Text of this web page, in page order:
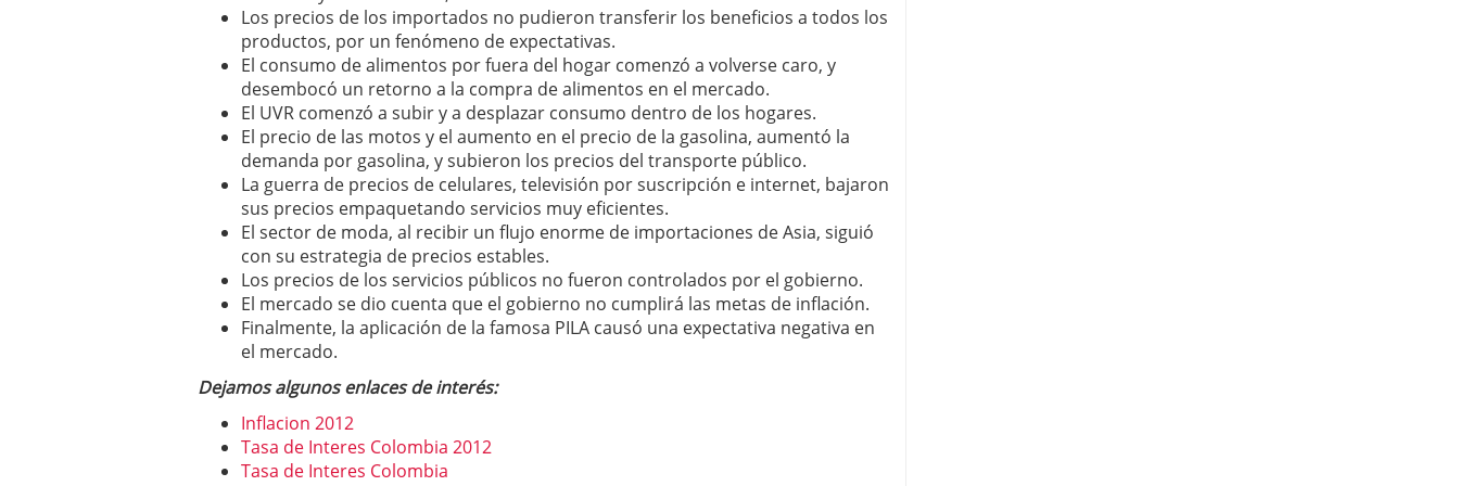
Los precios de los importados no pudieron transferir los beneficios a todos los
productos, por un fenómeno de expectativas.
El consumo de alimentos por fuera del hogar comenzó a volverse caro, y
desembocó un retorno a la compra de alimentos en el mercado.
El UVR comenzó a subir y a desplazar consumo dentro de los hogares.
El precio de las motos y el aumento en el precio de la gasolina, aumentó la
demanda por gasolina, y subieron los precios del transporte público.
La guerra de precios de celulares, televisión por suscripción e internet, bajaron
sus precios empaquetando servicios muy eficientes.
El sector de moda, al recibir un flujo enorme de importaciones de Asia, siguió
con su estrategia de precios estables.
Los precios de los servicios públicos no fueron controlados por el gobierno.
El mercado se dio cuenta que el gobierno no cumplirá las metas de inflación.
Finalmente, la aplicación de la famosa PILA causó una expectativa negativa en
el mercado.
Dejamos algunos enlaces de interés:
Inflacion 2012
Tasa de Interes Colombia 2012
Tasa de Interes Colombia